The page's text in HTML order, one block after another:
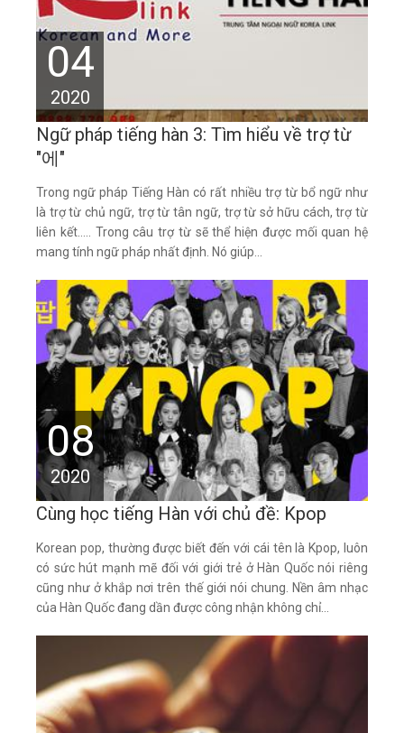
04
2020
Ngữ pháp tiếng hàn 3: Tìm hiểu về trợ từ
"에"
Trong ngữ pháp Tiếng Hàn có rất nhiều trợ từ bổ ngữ như
là trợ từ chủ ngữ, trợ từ tân ngữ, trợ từ sở hữu cách, trợ từ
liên kết….. Trong câu trợ từ sẽ thể hiện được mối quan hệ
mang tính ngữ pháp nhất định. Nó giúp...
08
2020
Cùng học tiếng Hàn với chủ đề: Kpop
Korean pop, thường được biết đến với cái tên là Kpop, luôn
có sức hút mạnh mẽ đối với giới trẻ ở Hàn Quốc nói riêng
cũng như ở khắp nơi trên thế giới nói chung. Nền âm nhạc
của Hàn Quốc đang dần được công nhận không chỉ...